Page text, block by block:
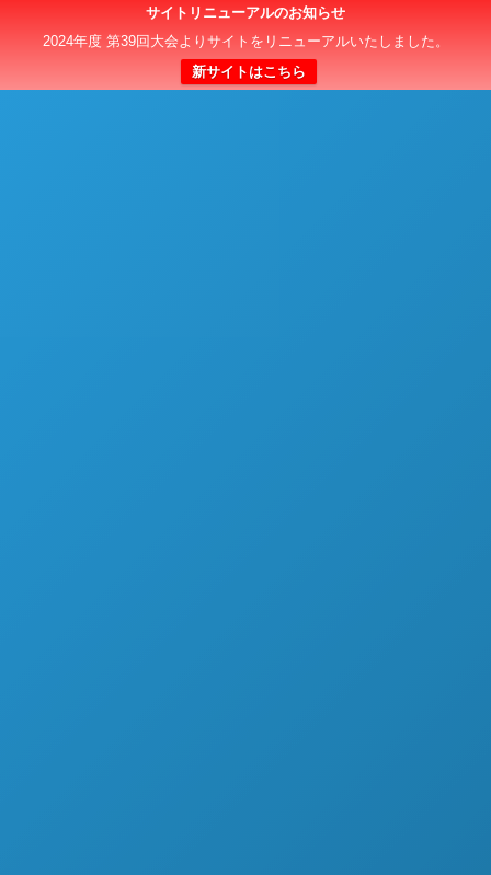
サイトリニューアルのお知らせ
2024年度 第39回大会よりサイトをリニューアルいたしました。
新サイトはこちら
日本クラブユースサッカー選手権（U-15）大会